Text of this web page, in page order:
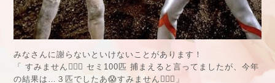
みなさんに謝らないといけないことがあります！
「 すみません🙇🏻‍♂️ セミ100匹 捕まえると言ってましたが、今年
の結果は…３匹でしたあ😱すみません🙇🏻‍♂️」